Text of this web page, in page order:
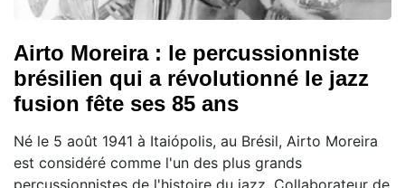
Airto Moreira : le percussionniste
brésilien qui a révolutionné le jazz
fusion fête ses 85 ans
Né le 5 août 1941 à Itaiópolis, au Brésil, Airto Moreira
est considéré comme l'un des plus grands
percussionnistes de l'histoire du jazz. Collaborateur de